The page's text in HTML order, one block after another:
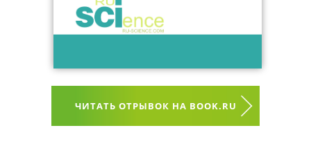
ЧИТАТЬ ОТРЫВОК НА BOOK.RU